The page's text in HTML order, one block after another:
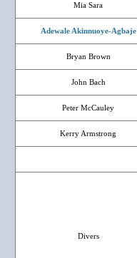
Mia Sara
Adewale Akinnuoye-Agbaje
Bryan Brown
John Bach
Peter McCauley
Kerry Armstrong
Divers